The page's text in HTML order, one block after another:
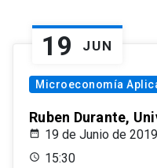
19 JUN
Microeconomía
Ruben Durante,
19 de Junio de 2019
15:30